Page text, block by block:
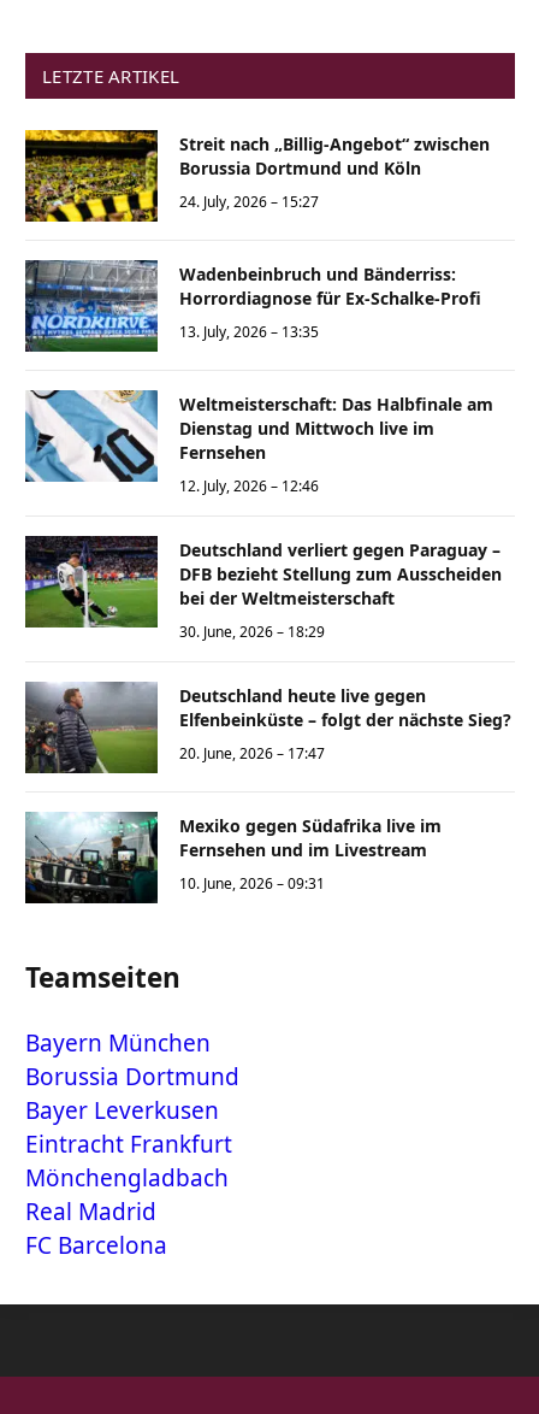
LETZTE ARTIKEL
Streit nach „Billig-Angebot“ zwischen
Borussia Dortmund und Köln
24. July, 2026 – 15:27
Wadenbeinbruch und Bänderriss:
Horrordiagnose für Ex-Schalke-Profi
13. July, 2026 – 13:35
Weltmeisterschaft: Das Halbfinale am
Dienstag und Mittwoch live im
Fernsehen
12. July, 2026 – 12:46
Deutschland verliert gegen Paraguay –
DFB bezieht Stellung zum Ausscheiden
bei der Weltmeisterschaft
30. June, 2026 – 18:29
Deutschland heute live gegen
Elfenbeinküste – folgt der nächste Sieg?
20. June, 2026 – 17:47
Mexiko gegen Südafrika live im
Fernsehen und im Livestream
10. June, 2026 – 09:31
Teamseiten
Bayern München
Borussia Dortmund
Bayer Leverkusen
Eintracht Frankfurt
Mönchengladbach
Real Madrid
FC Barcelona